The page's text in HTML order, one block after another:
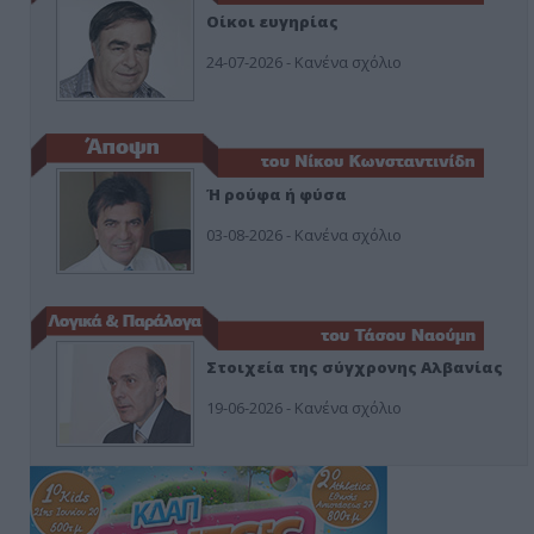
Οίκοι ευγηρίας
24-07-2026 - Κανένα σχόλιο
Ή ρούφα ή φύσα
03-08-2026 - Κανένα σχόλιο
Στοιχεία της σύγχρονης Αλβανίας
19-06-2026 - Κανένα σχόλιο